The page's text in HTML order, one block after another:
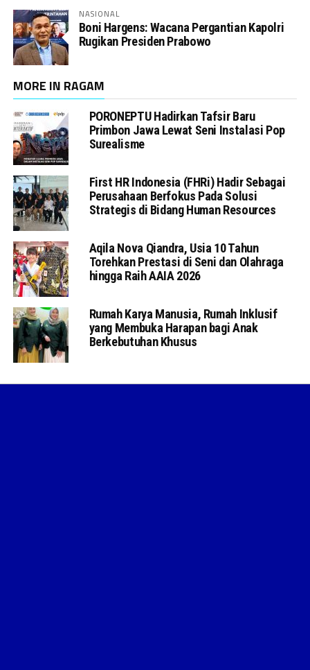
NASIONAL
Boni Hargens: Wacana Pergantian Kapolri
Rugikan Presiden Prabowo
MORE IN RAGAM
PORONEPTU Hadirkan Tafsir Baru
Primbon Jawa Lewat Seni Instalasi Pop
Surealisme
First HR Indonesia (FHRi) Hadir Sebagai
Perusahaan Berfokus Pada Solusi
Strategis di Bidang Human Resources
Aqila Nova Qiandra, Usia 10 Tahun
Torehkan Prestasi di Seni dan Olahraga
hingga Raih AAIA 2026
Rumah Karya Manusia, Rumah Inklusif
yang Membuka Harapan bagi Anak
Berkebutuhan Khusus